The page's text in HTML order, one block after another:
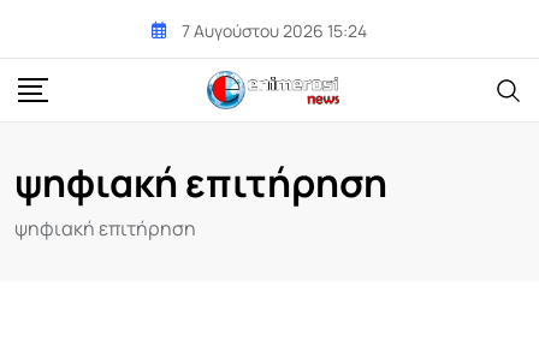
content
7 Αυγούστου 2026 15:24
ψηφιακή επιτήρηση
ψηφιακή επιτήρηση